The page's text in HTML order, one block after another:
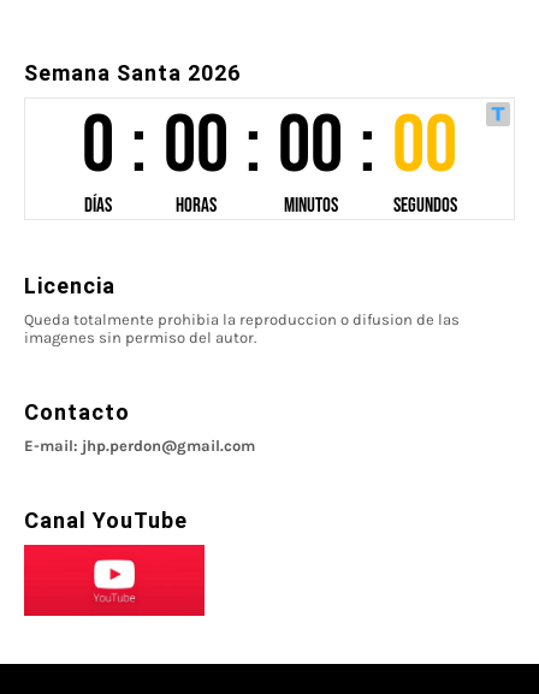
Semana Santa 2026
Licencia
Queda totalmente prohibia la reproduccion o difusion de las
imagenes sin permiso del autor.
Contacto
E-mail: jhp.perdon@gmail.com
Canal YouTube